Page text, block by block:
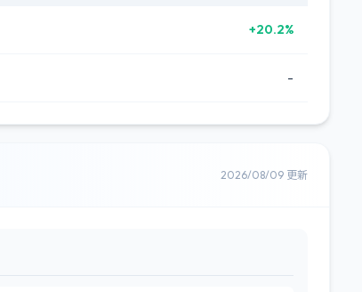
+20.2%
-
2026/08/09 更新